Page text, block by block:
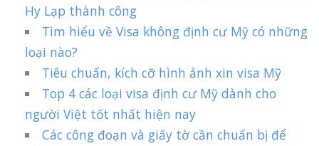
Hy Lạp thành công
Tìm hiểu về Visa không định cư Mỹ có những
loại nào?
Tiêu chuẩn, kích cỡ hình ảnh xin visa Mỹ
Top 4 các loại visa định cư Mỹ dành cho
người Việt tốt nhất hiện nay
Các công đoạn và giấy tờ cần chuẩn bị để